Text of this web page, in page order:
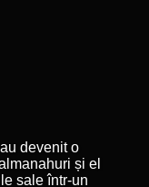
devenit o
și el
sale într-un